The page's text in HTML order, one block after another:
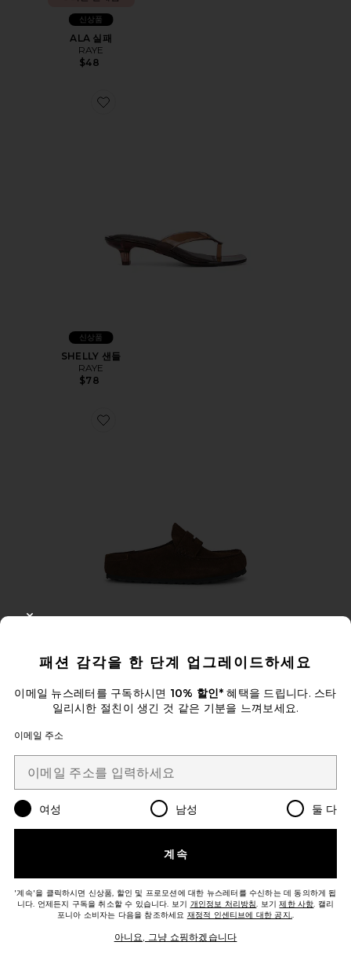
신상품
ALA 실패
RAYE
$48
Favorite SHELLY 샌들
신상품
SHELLY 샌들
RAYE
$78
Favorite NAPLES 로퍼
신상품
BIRKENSTOCK
$165
패션 감각을 한 단계 업그레이드하세요
이메일 뉴스레터를 구독하시면 10% 할인*혜택을 드립니다. 스타
일리시한 절친이 생긴 것 같은 기분을 느껴보세요.
이메일 주소
여성 남성 둘 다
계속
'계속'을 클릭하시면 신상품, 할인 및 프로모션에 대한 뉴스레터를 수신하는 데 동의하게 됩
니다. 언제든지 구독을 취소할 수 있습니다. 보기 개인정보 처리방침. 보기제한 사항. 캘리
포니아 소비자는 다음을 참조하세요 재정적 인센티브에 대한 공지..
아니요, 그냥 쇼핑하겠습니다